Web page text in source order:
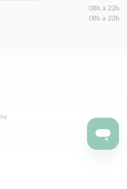
08h à 22h
08h à 22h